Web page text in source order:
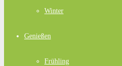
Winter
Genießen
Frühling